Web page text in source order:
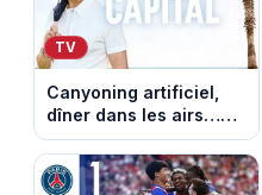
TV
Canyoning artificiel,
dîner dans les airs…
les loisirs les plus fous
passés au crible dans
Capital